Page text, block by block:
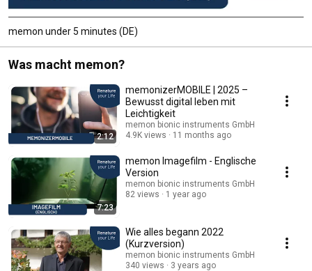
memon under 5 minutes (DE)
Was macht memon?
2:12
memonizerMOBILE | 2025 –
Bewusst digital leben mit
Leichtigkeit
memon bionic instruments GmbH
4.9K views
11 months ago
7:23
memon Imagefilm - Englische
Version
memon bionic instruments GmbH
82 views
1 year ago
Wie alles begann 2022
(Kurzversion)
memon bionic instruments GmbH
340 views
3 years ago